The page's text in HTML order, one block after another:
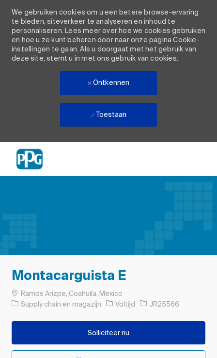
We gebruiken cookies om u een betere browse-ervaring
te bieden, siteverkeer te analyseren en inhoud te
personaliseren. Lees meer over hoe we cookies gebruiken
en hoe u ze kunt beheren door naar onze pagina Cookie-
instellingen te gaan. Als u doorgaat met het gebruik van
deze site, stemt u in met ons gebruik van cookies.
Ontkennen
Toestaan
Montacarguista E
PlaatsRamos Arizpe, Coahuila, Mexico
Categorie
Supply chain en magazijn Soort baan
Voltijd Taak-ID
JR25566
Solliciteer nu